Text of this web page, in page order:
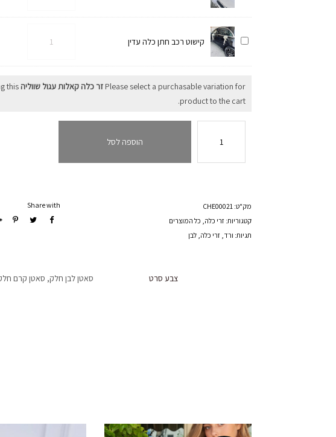
כלה
קלאסי
קלאסי
קישוט
כלה
עדין
קישוט רכב חתן כלה עדין
חתן
Please select a purchasable variation for זר כלה קאלות עגול שווליה this
product to the cart.
הוספה לסל
מק"ט: CHE00021
קטגוריות: זרי כלה כל המוצרים
תגיות: ורד זרי כלה לבן
Share with
צבע סרט סאטן לבן חלק, סאטן קרם